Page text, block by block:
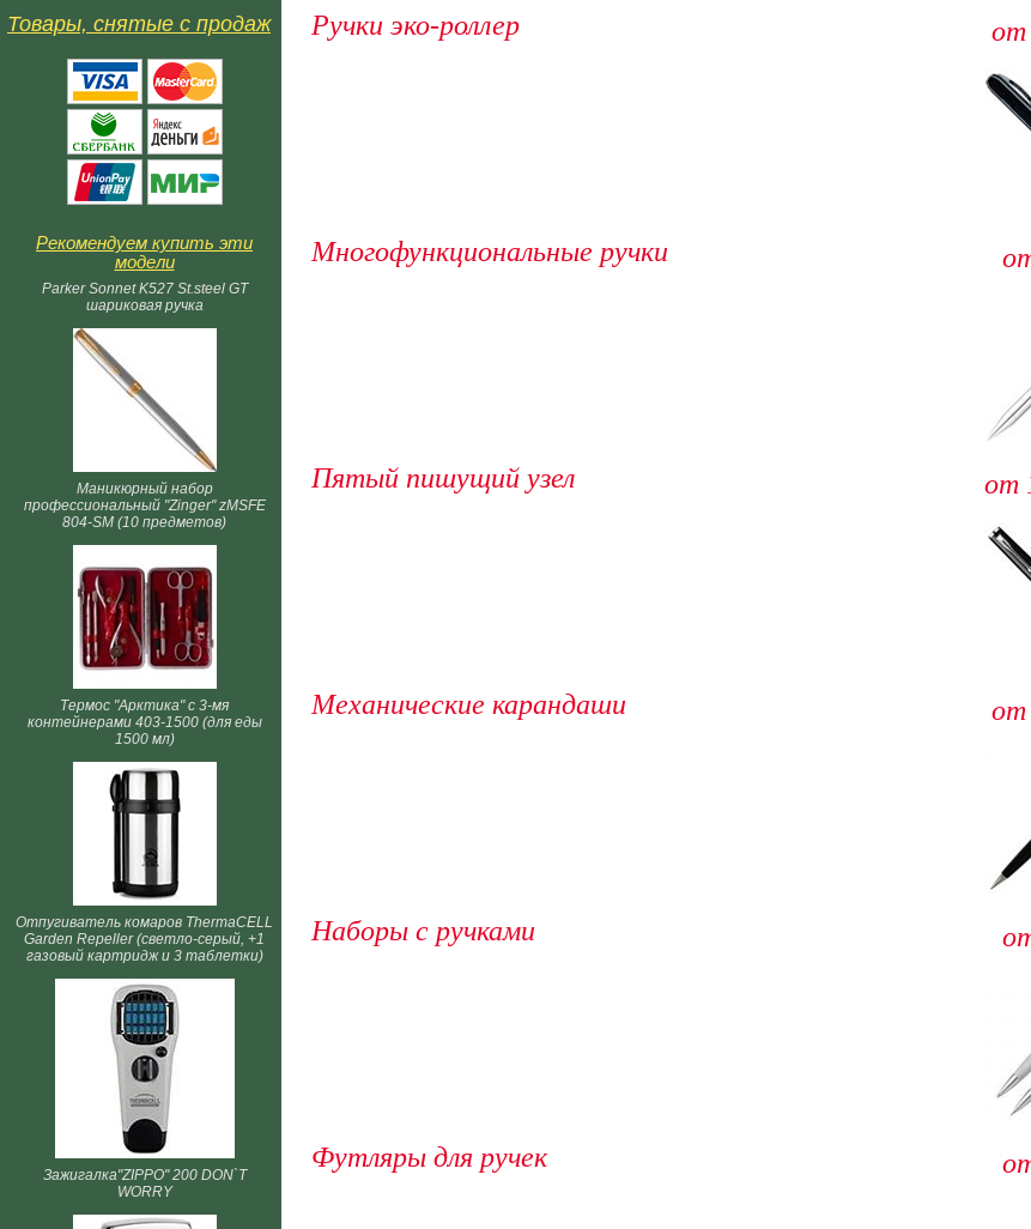
Товары, снятые с продаж
Рекомендуем купить эти
модели
Parker Sonnet K527 St.steel GT
шариковая ручка
Маникюрный набор
профессиональный "Zinger" zMSFE
804-SM (10 предметов)
Термос "Арктика" с 3-мя
контейнерами 403-1500 (для еды
1500 мл)
Отпугиватель комаров ThermaCELL
Garden Repeller (светло-серый, +1
газовый картридж и 3 таблетки)
Зажигалка"ZIPPO" 200 DON`T
WORRY
Ручки эко-роллер от
Многофункциональные ручки
Пятый пишущий узел от
Механические карандаши от
Наборы с ручками
Футляры для ручек